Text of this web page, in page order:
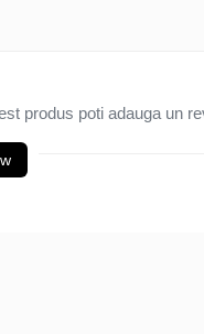
produs poti adauga un